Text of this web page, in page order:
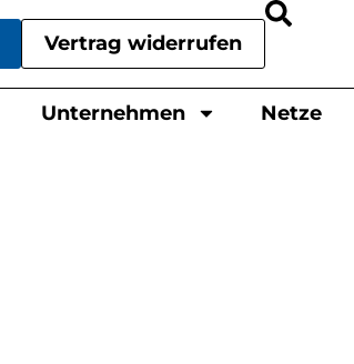
Vertrag widerrufen
Unternehmen Netze